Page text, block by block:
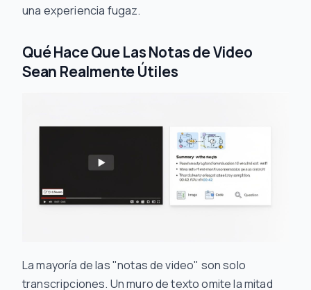
una experiencia fugaz.
Qué Hace Que Las Notas de Video
Sean Realmente Útiles
La mayoría de las "notas de video" son solo
transcripciones. Un muro de texto omite la mitad